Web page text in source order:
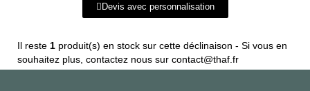
Devis avec personnalisation
Il reste 1 produit(s) en stock sur cette déclinaison - Si vous en
souhaitez plus, contactez nous sur contact@thaf.fr